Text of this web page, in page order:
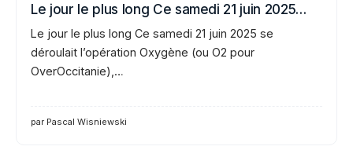
Le jour le plus long Ce samedi 21 juin 2025…
Le jour le plus long Ce samedi 21 juin 2025 se
déroulait l’opération Oxygène (ou O2 pour
OverOccitanie),…
par Pascal Wisniewski